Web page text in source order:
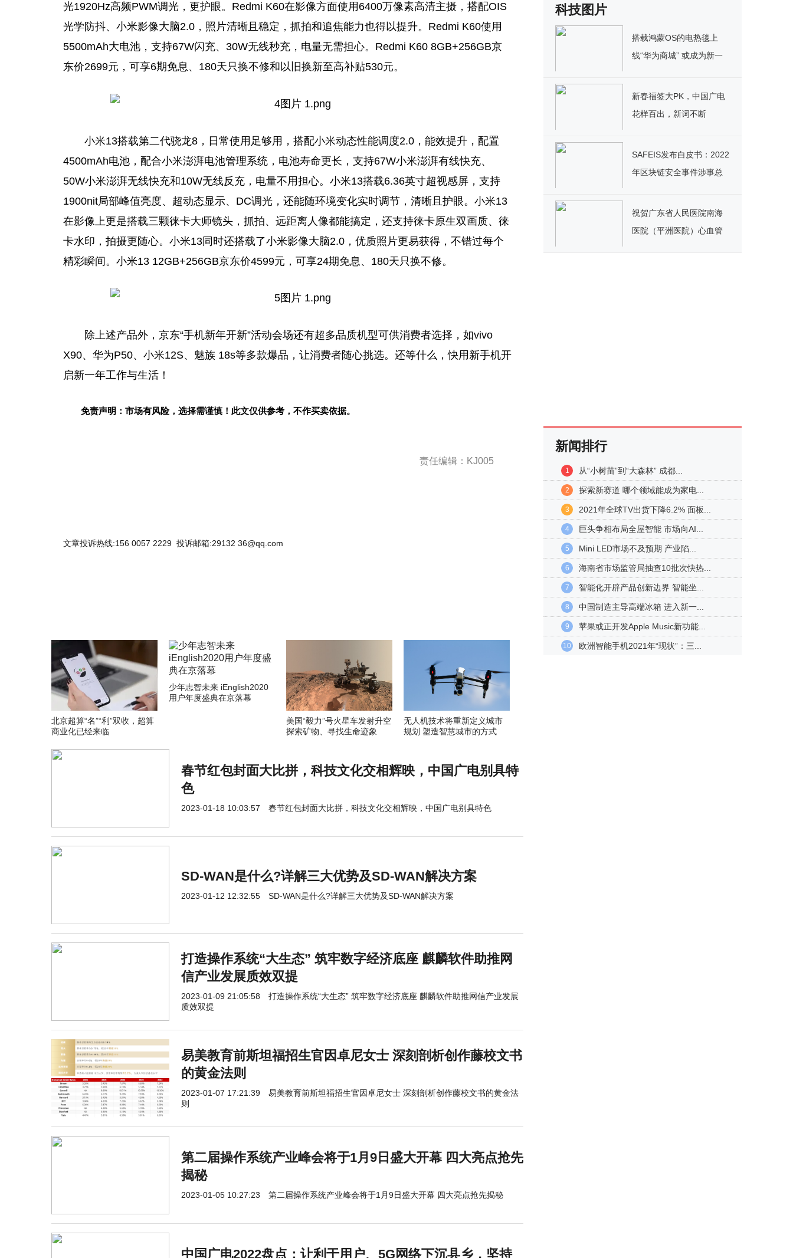
光1920Hz高频PWM调光，更护眼。Redmi K60在影像方面使用6400万像素高清主摄，搭配OIS
光学防抖、小米影像大脑2.0，照片清晰且稳定，抓拍和追焦能力也得以提升。Redmi K60使用
5500mAh大电池，支持67W闪充、30W无线秒充，电量无需担心。Redmi K60 8GB+256GB京
东价2699元，可享6期免息、180天只换不修和以旧换新至高补贴530元。
小米13搭载第二代骁龙8，日常使用足够用，搭配小米动态性能调度2.0，能效提升，配置
4500mAh电池，配合小米澎湃电池管理系统，电池寿命更长，支持67W小米澎湃有线快充、
50W小米澎湃无线快充和10W无线反充，电量不用担心。小米13搭载6.36英寸超视感屏，支持
1900nit局部峰值亮度、超动态显示、DC调光，还能随环境变化实时调节，清晰且护眼。小米13
在影像上更是搭载三颗徕卡大师镜头，抓拍、远距离人像都能搞定，还支持徕卡原生双画质、徕
卡水印，拍摄更随心。小米13同时还搭载了小米影像大脑2.0，优质照片更易获得，不错过每个
精彩瞬间。小米13 12GB+256GB京东价4599元，可享24期免息、180天只换不修。
除上述产品外，京东“手机新年开新”活动会场还有超多品质机型可供消费者选择，如vivo
X90、华为P50、小米12S、魅族 18s等多款爆品，让消费者随心挑选。还等什么，快用新手机开
启新一年工作与生活！
免责声明：市场有风险，选择需谨慎！此文仅供参考，不作买卖依据。
责任编辑：KJ005
文章投诉热线:156 0057 2229 投诉邮箱:29132 36@qq.com
北京超算“名”“利”双收，超算
商业化已经来临
少年志智未来 iEnglish2020
用户年度盛典在京落幕
美国“毅力”号火星车发射升空
探索矿物、寻找生命迹象
无人机技术将重新定义城市
规划 塑造智慧城市的方式
春节红包封面大比拼，科技文化交相辉映，中国广电别具特
色
2023-01-18 10:03:57 春节红包封面大比拼，科技文化交相辉映，中国广电别具特色
SD-WAN是什么?详解三大优势及SD-WAN解决方案
2023-01-12 12:32:55 SD-WAN是什么?详解三大优势及SD-WAN解决方案
打造操作系统“大生态” 筑牢数字经济底座 麒麟软件助推网
信产业发展质效双提
2023-01-09 21:05:58
打造操作系统“大生态” 筑牢数字经济底座 麒麟软件助推网信产业发展
质效双提
易美教育前斯坦福招生官因卓尼女士 深刻剖析创作藤校文书
的黄金法则
2023-01-07 17:21:39
易美教育前斯坦福招生官因卓尼女士 深刻剖析创作藤校文书的黄金法
则
第二届操作系统产业峰会将于1月9日盛大开幕 四大亮点抢先
揭秘
2023-01-05 10:27:23 第二届操作系统产业峰会将于1月9日盛大开幕 四大亮点抢先揭秘
中国广电2022盘点：让利于用户、5G网络下沉县乡，坚持
科技图片
搭载鸿蒙OS的电热毯上
线“华为商城” 或成为新一
新春福签大PK，中国广电
花样百出，新词不断
SAFEIS发布白皮书：2022
年区块链安全事件涉事总
祝贺广东省人民医院南海
医院（平洲医院）心血管
新闻排行
1 从“小树苗”到“大森林” 成都...
2 探索新赛道 哪个领域能成为家电...
3 2021年全球TV出货下降6.2% 面板...
4 巨头争相布局全屋智能 市场向AI...
5 Mini LED市场不及预期 产业陷...
6 海南省市场监管局抽查10批次快热...
7 智能化开辟产品创新边界 智能坐...
8 中国制造主导高端冰箱 进入新一...
9 苹果或正开发Apple Music新功能...
10 欧洲智能手机2021年“现状”：三...